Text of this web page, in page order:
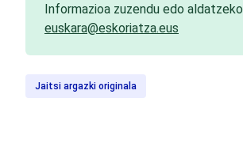
Informazioa zuzendu edo aldatzeko
euskara@eskoriatza.eus
Jaitsi argazki originala